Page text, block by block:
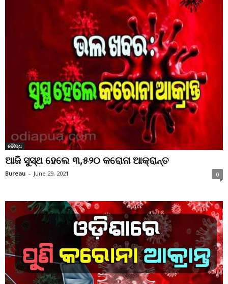
ବୌଦ୍ଧ
ଆଜି ସୁସ୍ଥ ହେଲେ ୩,୫୨୦ କରୋନା ଆକ୍ରାନ୍ତ
Bureau - June 29, 2021 0